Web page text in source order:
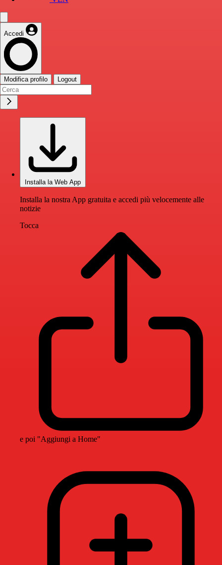
Accedi
Modifica profilo Logout
Installa la Web App
Installa la nostra App gratuita e accedi più velocemente alle
notizie
Tocca
e poi "Aggiungi a Home"